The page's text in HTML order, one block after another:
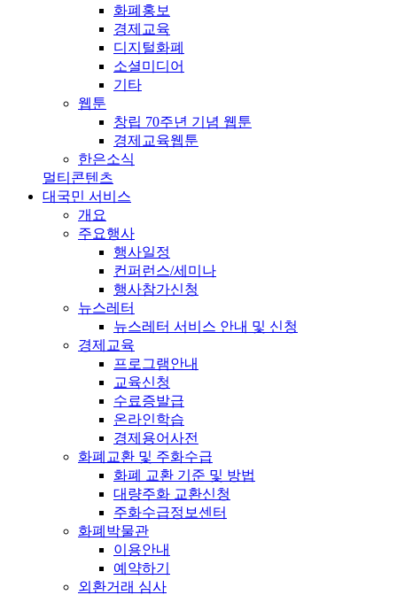
화폐홍보
경제교육
디지털화폐
소셜미디어
기타
웹툰
창립 70주년 기념 웹툰
경제교육웹툰
한은소식
멀티콘텐츠
대국민 서비스
개요
주요행사
행사일정
컨퍼런스/세미나
행사참가신청
뉴스레터
뉴스레터 서비스 안내 및 신청
경제교육
프로그램안내
교육신청
수료증발급
온라인학습
경제용어사전
화폐교환 및 주화수급
화폐 교환 기준 및 방법
대량주화 교환신청
주화수급정보센터
화폐박물관
이용안내
예약하기
외환거래 심사